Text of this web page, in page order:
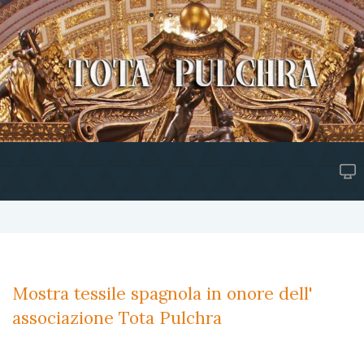
Mostra tessile spagnola in onore dell'
associazione Tota Pulchra